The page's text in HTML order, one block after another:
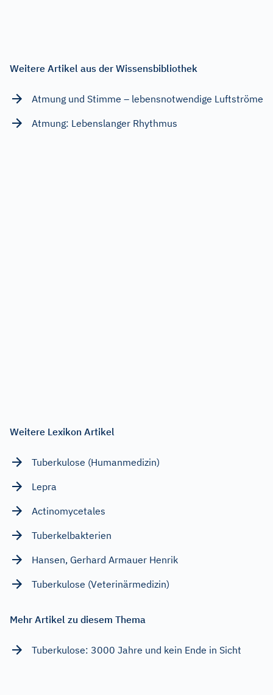
Weitere Artikel aus der Wissensbibliothek
Atmung und Stimme – lebensnotwendige Luftströme
Atmung: Lebenslanger Rhythmus
Weitere Lexikon Artikel
Tuberkulose (Humanmedizin)
Lepra
Actinomycetales
Tuberkelbakterien
Hansen, Gerhard Armauer Henrik
Tuberkulose (Veterinärmedizin)
Mehr Artikel zu diesem Thema
Tuberkulose: 3000 Jahre und kein Ende in Sicht